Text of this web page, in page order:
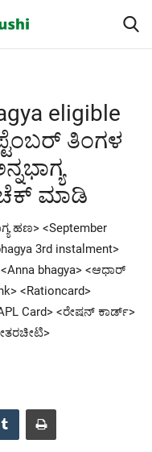
eligible
ತಿಂಗಳ
ಚೆಕ್ ಮಾಡಿ
ಹಣ> <September
3rd instalment>
<Anna bhagya> <ಆಧಾರ್
<Rationcard>
Card> <ರೇಷನ್ ಕಾರ್ಡ್>